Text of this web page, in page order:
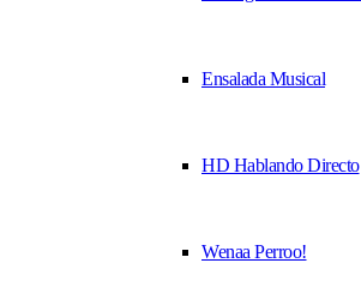
Ensalada Musical
HD Hablando Directo
Wenaa Perroo!